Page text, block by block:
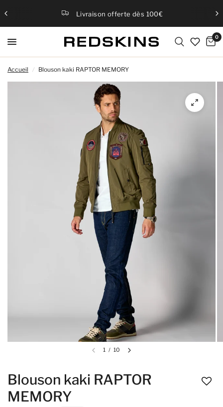
Livraison offerte dès 100€
0
Accueil / Blouson kaki RAPTOR MEMORY
1 / 10
Blouson kaki RAPTOR
MEMORY